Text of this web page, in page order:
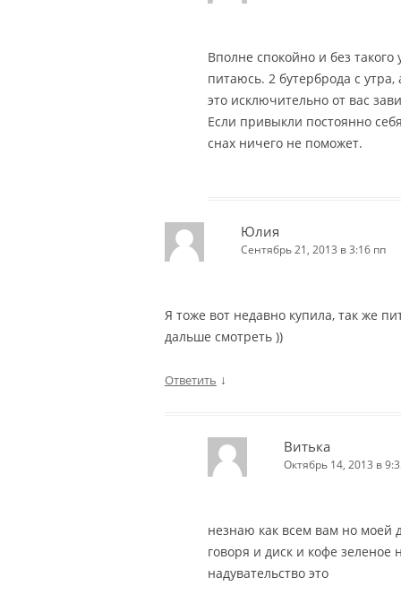
Вполне спокойно и без
питаюсь. 2 бутерброда с
это исключительно от вас
Если привыкли постоянно
снах ничего не поможет.
Юлия
Сентябрь 21, 2013 в 3:16 пп
Я тоже вот недавно купила, так же
дальше смотреть ))
Ответить ↓
Витька
Октябрь 14, 2013 в
незнаю как всем вам но моей
говоря и диск и кофе зеленое
надувательство это